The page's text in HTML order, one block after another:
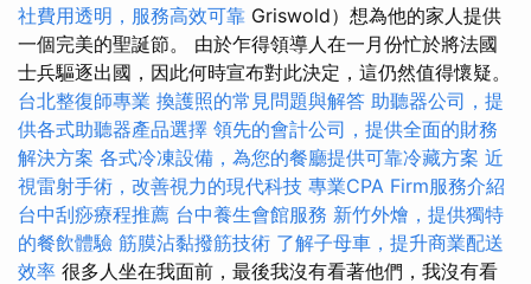
社費用透明，服務高效可靠 Griswold）想為他的家人提供
一個完美的聖誕節。 由於乍得領導人在一月份忙於將法國
士兵驅逐出國，因此何時宣布對此決定，這仍然值得懷疑。
台北整復師專業 換護照的常見問題與解答 助聽器公司，提
供各式助聽器產品選擇 領先的會計公司，提供全面的財務
解決方案 各式冷凍設備，為您的餐廳提供可靠冷藏方案 近
視雷射手術，改善視力的現代科技 專業CPA Firm服務介紹
台中刮痧療程推薦 台中養生會館服務 新竹外燴，提供獨特
的餐飲體驗 筋膜沾黏撥筋技術 了解子母車，提升商業配送
效率 很多人坐在我面前，最後我沒有看著他們，我沒有看